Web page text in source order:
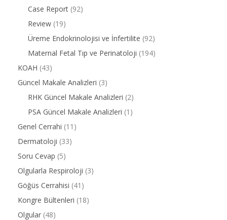
Case Report (92)
Review (19)
Üreme Endokrinolojisi ve İnfertilite (92)
Maternal Fetal Tıp ve Perinatoloji (194)
KOAH (43)
Güncel Makale Analizleri (3)
RHK Güncel Makale Analizleri (2)
PSA Güncel Makale Analizleri (1)
Genel Cerrahi (11)
Dermatoloji (33)
Soru Cevap (5)
Olgularla Respiroloji (3)
Göğüs Cerrahisi (41)
Kongre Bültenleri (18)
Olgular (48)